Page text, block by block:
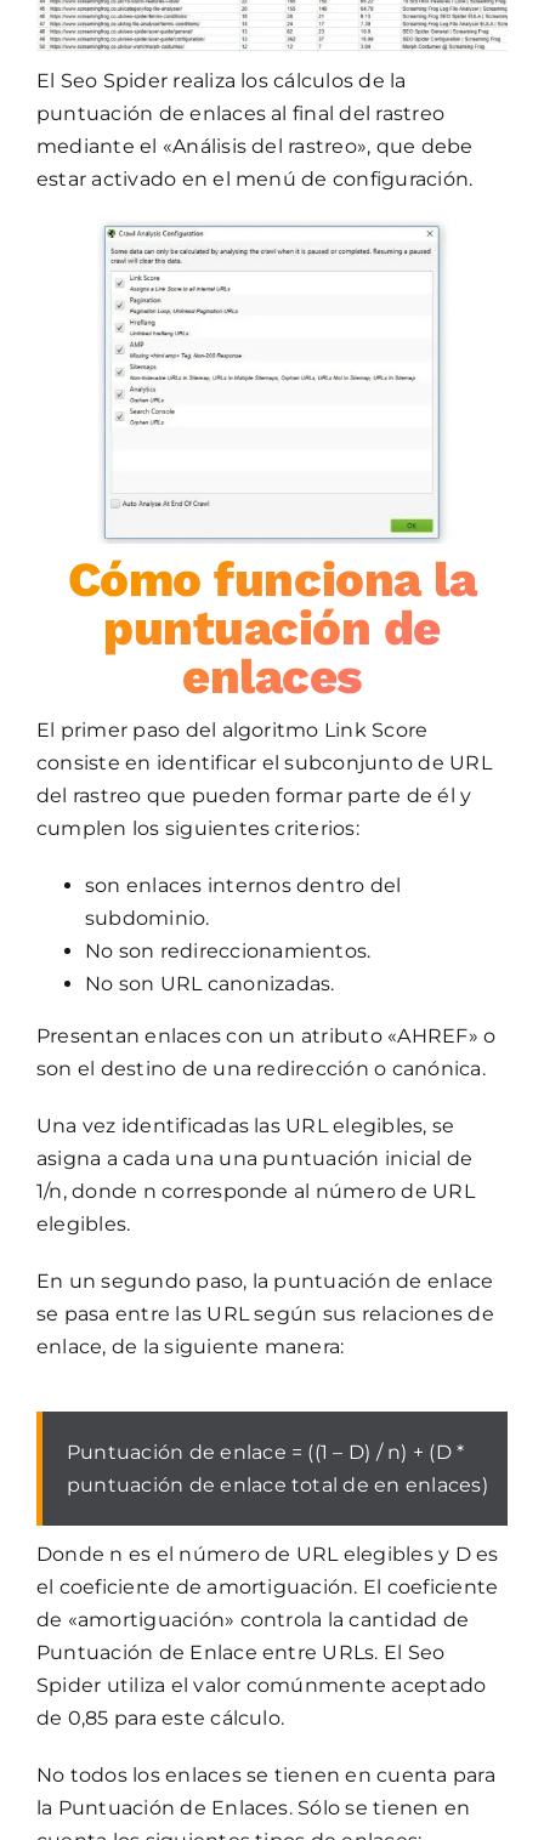
El Seo Spider realiza los cálculos de la
puntuación de enlaces al final del rastreo
mediante el «Análisis del rastreo», que debe
estar activado en el menú de configuración.
Cómo funciona la
puntuación de
enlaces
El primer paso del algoritmo Link Score
consiste en identificar el subconjunto de URL
del rastreo que pueden formar parte de él y
cumplen los siguientes criterios:
son enlaces internos dentro del
subdominio.
No son redireccionamientos.
No son URL canonizadas.
Presentan enlaces con un atributo «AHREF» o
son el destino de una redirección o canónica.
Una vez identificadas las URL elegibles, se
asigna a cada una una puntuación inicial de
1/n, donde n corresponde al número de URL
elegibles.
En un segundo paso, la puntuación de enlace
se pasa entre las URL según sus relaciones de
enlace, de la siguiente manera:
Puntuación de enlace = ((1 – D) / n) + (D *
puntuación de enlace total de en enlaces)
Donde n es el número de URL elegibles y D es
el coeficiente de amortiguación. El coeficiente
de «amortiguación» controla la cantidad de
Puntuación de Enlace entre URLs. El Seo
Spider utiliza el valor comúnmente aceptado
de 0,85 para este cálculo.
No todos los enlaces se tienen en cuenta para
la Puntuación de Enlaces. Sólo se tienen en